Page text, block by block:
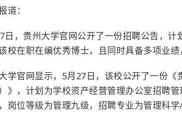
道：
， 贵州大学官网公开了一份招聘公告，计
校在职在编优秀博士，且同时具备多项业
学官网显示，5月27日，该校公开了一份《
）》，计划为学校资产经营管理办公室招聘
岗位等级为管理九级，招聘专业为管理科